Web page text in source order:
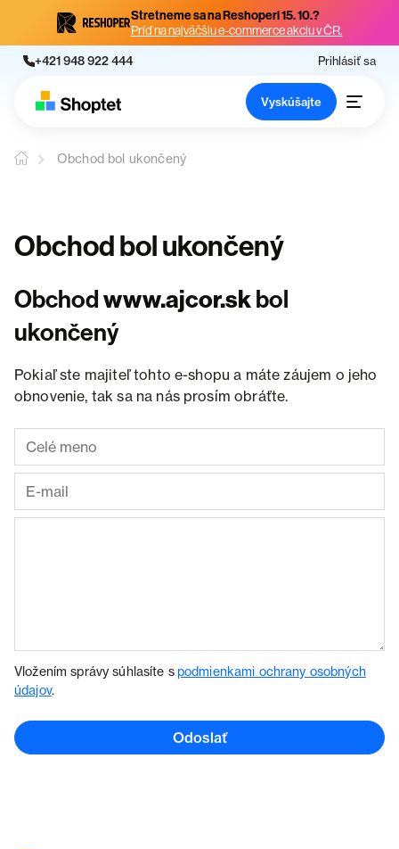
Stretneme sa na Reshoperi 15. 10.?
Príď na najväčšiu e-commerce akciu v ČR.
+421 948 922 444 Prihlásiť sa
Vyskúšajte
Obchod bol ukončený
Obchod bol ukončený
Obchodwww.ajcor.skbol
ukončený
Pokiaľ ste majiteľ tohto e-shopu a máte záujem o jeho
obnovenie, tak sa na nás prosím obráťte.
Vložením správy súhlasíte spodmienkami ochrany osobných
údajov.
Odoslať